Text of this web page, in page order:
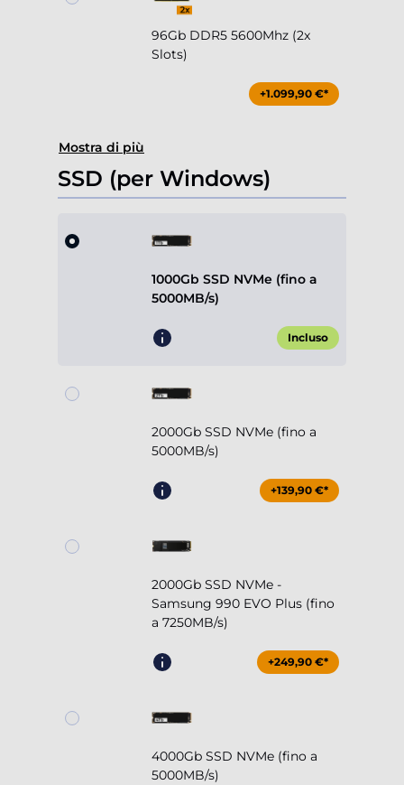
96Gb DDR5 5600Mhz (2x
Slots)
+1.099,90 €*
Mostra di più
SSD (per Windows)
1000Gb SSD NVMe (fino a
5000MB/s)
Incluso
2000Gb SSD NVMe (fino a
5000MB/s)
+139,90 €*
2000Gb SSD NVMe -
Samsung 990 EVO Plus (fino
a 7250MB/s)
+249,90 €*
4000Gb SSD NVMe (fino a
5000MB/s)